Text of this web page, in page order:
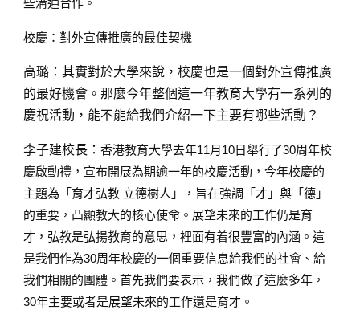
些溝通合作。
校慶：對外宣傳推廣的最佳契機
高璐：其實對於大學來說，校慶也是一個對外宣傳推廣
的最好機會。那麼今年整個這一年教育大學有一系列的
慶祝活動，能不能給我們介紹一下主要有哪些活動？
李子建校長：香港教育大學去年11月10日舉行了30周年校
慶啟動禮，宣布開展為期逾一年的校慶活動，今年校慶的
主題為「育才弘教 立德樹人」，旨在強調「才」與「德」
的重要，凸顯教大的核心使命。展望未來的工作仍是育
才，弘教是弘揚教育的意思，裡面有着很豐富的內涵。這
是我們作為30周年校慶的一個重要信息給我們的社會、給
我們相關的團體。首先我們要表示，我們做了這麼多年，
30年主要或者是展望未來的工作還是育才。